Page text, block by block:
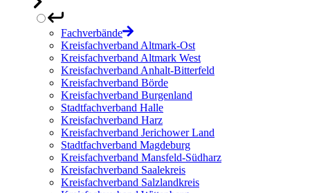
Fachverbände
Kreisfachverband Altmark-Ost
Kreisfachverband Altmark West
Kreisfachverband Anhalt-Bitterfeld
Kreisfachverband Börde
Kreisfachverband Burgenland
Stadtfachverband Halle
Kreisfachverband Harz
Kreisfachverband Jerichower Land
Stadtfachverband Magdeburg
Kreisfachverband Mansfeld-Südharz
Kreisfachverband Saalekreis
Kreisfachverband Salzlandkreis